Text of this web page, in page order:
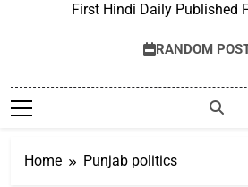
First Hindi Daily Published
RANDOM
Home Punjab politics